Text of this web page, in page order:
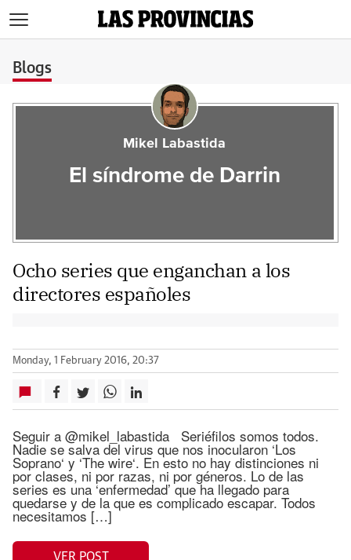
Blogs
Mikel Labastida
El síndrome de Darrin
Ocho series que enganchan a los
directores españoles
Monday, 1 February 2016, 20:37
Seguir a @mikel_labastida Seriéfilos somos todos.
Nadie se salva del virus que nos inocularon ‘Los
Soprano‘ y ‘The wire‘. En esto no hay distinciones ni
por clases, ni por razas, ni por géneros. Lo de las
series es una ‘enfermedad’ que ha llegado para
quedarse y de la que es complicado escapar. Todos
necesitamos […]
VER POST